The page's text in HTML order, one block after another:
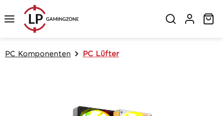
Zum Hauptinhalt springen
PC Komponenten PC Lüfter